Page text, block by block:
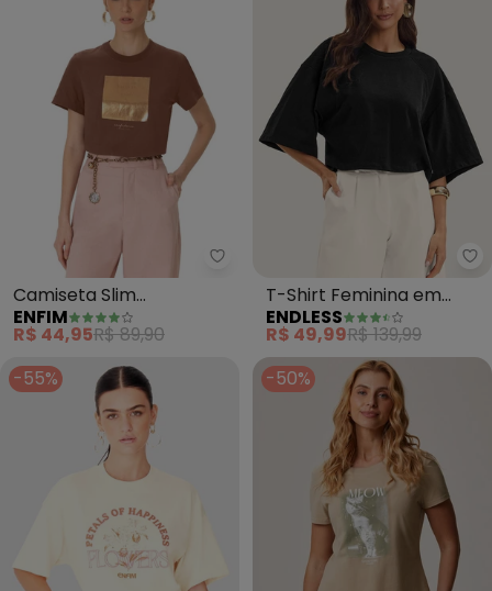
Enfim - Camiseta Slim
Camiseta Slim
Confidence (Marrom)
ENFIM
R$ 44,95R$ 89,90
T-Shirt Feminina em
Malhão e Ribana (Preto)
ENDLESS
R$ 49,99R$ 139,99
-55%
-50%